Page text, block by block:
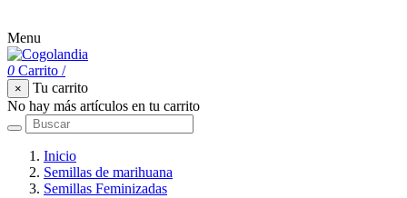
Menu
0 Carrito /
×
Tu carrito
No hay más artículos en tu carrito
Inicio
Semillas de marihuana
Semillas Feminizadas